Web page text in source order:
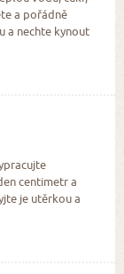
a pořádně
a nechte kynout
centimetr a
je utěrkou a